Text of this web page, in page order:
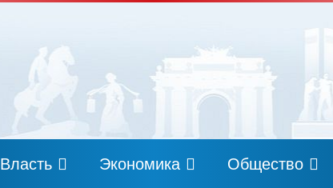
Власть Экономика Общество